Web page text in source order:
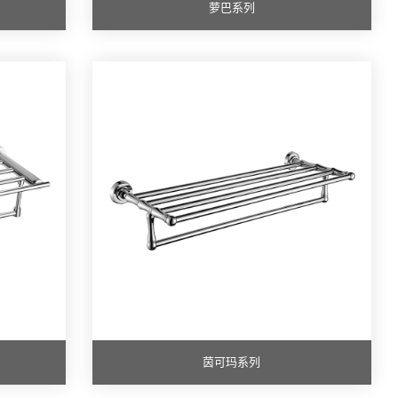
萝巴系列
茵可玛系列